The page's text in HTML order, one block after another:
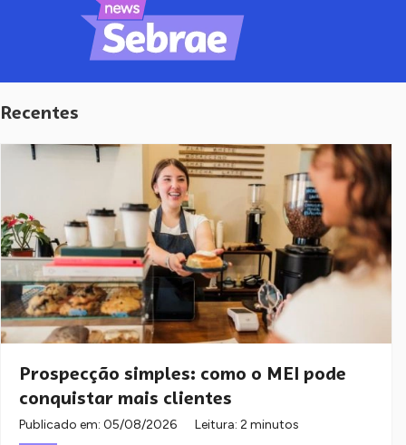
Recentes
Prospecção simples: como o MEI pode
conquistar mais clientes
Publicado em: 05/08/2026
Leitura: 2 minutos